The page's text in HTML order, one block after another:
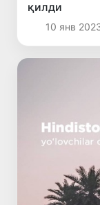
қилди
10 янв